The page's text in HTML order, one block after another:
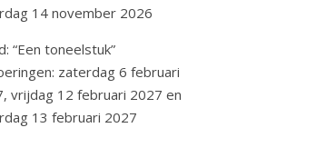
14 november 2026
“Een toneelstuk”
zaterdag 6 februari
vrijdag 12 februari 2027 en
13 februari 2027